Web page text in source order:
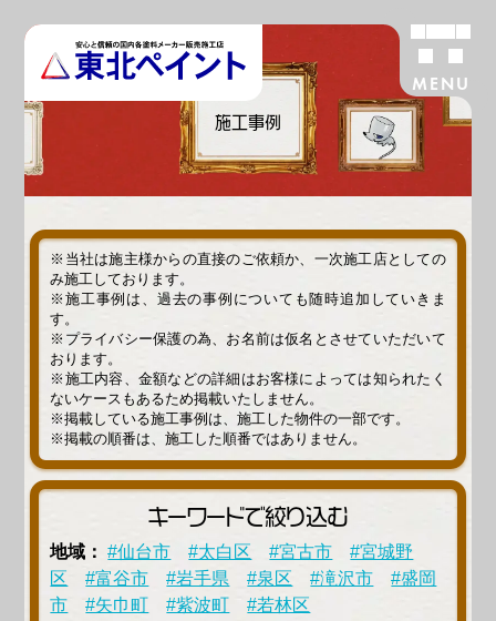
MENU
施工事例
※当社は施主様からの直接のご依頼か、一次施工店としての
み施工しております。
※施工事例は、過去の事例についても随時追加していきま
す。
※プライバシー保護の為、お名前は仮名とさせていただいて
おります。
※施工内容、金額などの詳細はお客様によっては知られたく
ないケースもあるため掲載いたしません。
※掲載している施工事例は、施工した物件の一部です。
※掲載の順番は、施工した順番ではありません。
キーワードで絞り込む
地域： #仙台市 #太白区 #宮古市
#宮城野
区
#富谷市 #岩手県 #泉区 #滝沢市
#盛岡
市
#矢巾町 #紫波町
#若林区